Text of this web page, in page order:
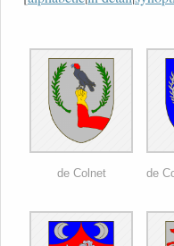
de Colnet de